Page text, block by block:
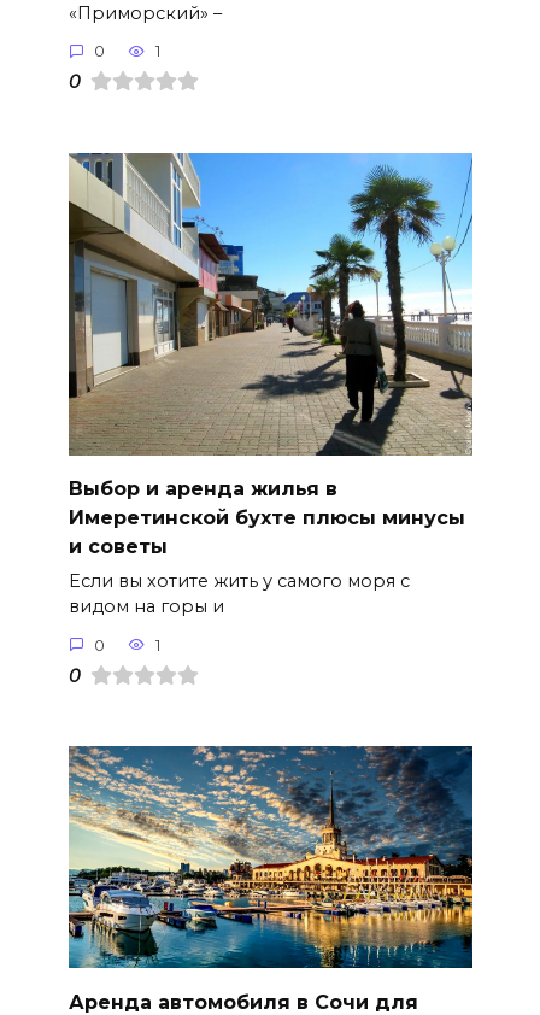
«Приморский» –
0 1
0
Выбор и аренда жилья в
Имеретинской бухте плюсы минусы
и советы
Если вы хотите жить у самого моря с
видом на горы и
0 1
0
Аренда автомобиля в Сочи для